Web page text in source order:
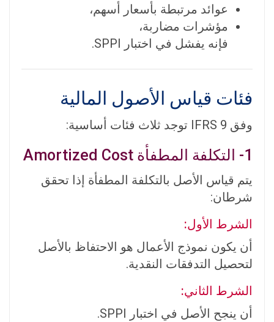
عوائد مرتبطة بأسعار أسهم،
مؤشرات مضاربة،
فإنه يفشل في اختبار SPPI.
فئات قياس الأصول المالية
وفق IFRS 9 توجد ثلاث فئات أساسية:
1- التكلفة المطفأة Amortized Cost
يتم قياس الأصل بالتكلفة المطفأة إذا تحقق
شرطان:
الشرط الأول:
أن يكون نموذج الأعمال هو الاحتفاظ بالأصل
لتحصيل التدفقات النقدية.
الشرط الثاني:
أن ينجح الأصل في اختبار SPPI.